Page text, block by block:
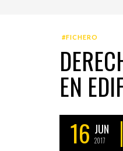
#FICHERO
EN
16 JUN
2017